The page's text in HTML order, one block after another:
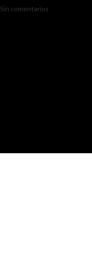
Sin comentarios